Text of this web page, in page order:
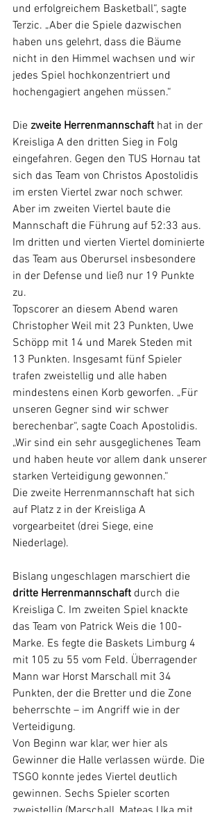
und erfolgreichem Basketball“, sagte
Terzic. „Aber die Spiele dazwischen
haben uns gelehrt, dass die Bäume
nicht in den Himmel wachsen und wir
jedes Spiel hochkonzentriert und
hochengagiert angehen müssen.“
Die zweite Herrenmannschaft hat in der
Kreisliga A den dritten Sieg in Folg
eingefahren. Gegen den TUS Hornau tat
sich das Team von Christos Apostolidis
im ersten Viertel zwar noch schwer.
Aber im zweiten Viertel baute die
Mannschaft die Führung auf 52:33 aus.
Im dritten und vierten Viertel dominierte
das Team aus Oberursel insbesondere
in der Defense und ließ nur 19 Punkte
zu.
Topscorer an diesem Abend waren
Christopher Weil mit 23 Punkten, Uwe
Schöpp mit 14 und Marek Steden mit
13 Punkten. Insgesamt fünf Spieler
trafen zweistellig und alle haben
mindestens einen Korb geworfen. „Für
unseren Gegner sind wir schwer
berechenbar“, sagte Coach Apostolidis.
„Wir sind ein sehr ausgeglichenes Team
und haben heute vor allem dank unserer
starken Verteidigung gewonnen.“
Die zweite Herrenmannschaft hat sich
auf Platz z in der Kreisliga A
vorgearbeitet (drei Siege, eine
Niederlage).
Bislang ungeschlagen marschiert die
dritte Herrenmannschaft durch die
Kreisliga C. Im zweiten Spiel knackte
das Team von Patrick Weis die 100-
Marke. Es fegte die Baskets Limburg 4
mit 105 zu 55 vom Feld. Überragender
Mann war Horst Marschall mit 34
Punkten, der die Bretter und die Zone
beherrschte – im Angriff wie in der
Verteidigung.
Von Beginn war klar, wer hier als
Gewinner die Halle verlassen würde. Die
TSGO konnte jedes Viertel deutlich
gewinnen. Sechs Spieler scorten
zweistellig (Marschall, Mateas Uka mit